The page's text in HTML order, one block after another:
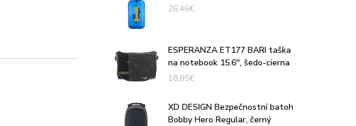
26,46€
ESPERANZA ET177 BARI taška
na notebook 15.6'', šedo-cierna
18,85€
XD DESIGN Bezpečnostní batoh
Bobby Hero Regular, černý